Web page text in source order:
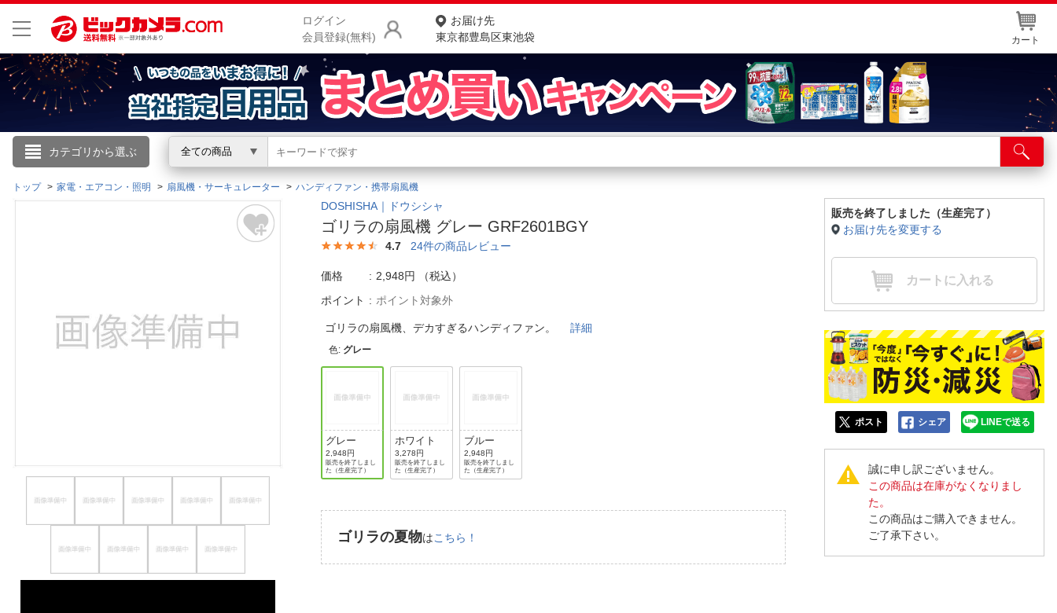
ログイン
会員登録(無料)
お届け先
東京都豊島区東池袋
カート
カテゴリから選ぶ 全ての商品
こんにちは
ログイン
閲覧履歴
商品をさがす
ランキングからさがす
カテゴリ一覧からさがす
お客様サポート
ご利用ガイド
ご利用規約
店舗サービス
ネット取り置き
トップ 家電・エアコン・照明 扇風機・サーキュレーター ハンディファン・携帯扇風機
DOSHISHA｜ドウシシャ
ゴリラの扇風機 グレー GRF2601BGY
4.7 24件の商品レビュー
価格 2,948円
（税込）
ポイント
ポイント対象外
ゴリラの扇風機、デカすぎるハンディファン。詳細
色: グレー
グレー
2,948円
販売を終了しまし
た（生産完了）
ホワイト
3,278円
販売を終了しまし
た（生産完了）
ブルー
2,948円
販売を終了しまし
た（生産完了）
ゴリラの夏物はこちら！
販売を終了しました（生産完了）
お届け先を変更する
カートに入れる
ポスト シェア LINEで送る
誠に申し訳ございません。
この商品は在庫がなくなりまし
た。
この商品はご購入できません。
ご了承下さい。